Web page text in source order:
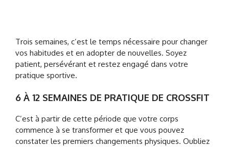
Trois semaines, c’est le temps nécessaire pour changer
vos habitudes et en adopter de nouvelles. Soyez
patient, persévérant et restez engagé dans votre
pratique sportive.
6 À 12 SEMAINES DE PRATIQUE DE CROSSFIT
C’est à partir de cette période que votre corps
commence à se transformer et que vous pouvez
constater les premiers changements physiques. Oubliez